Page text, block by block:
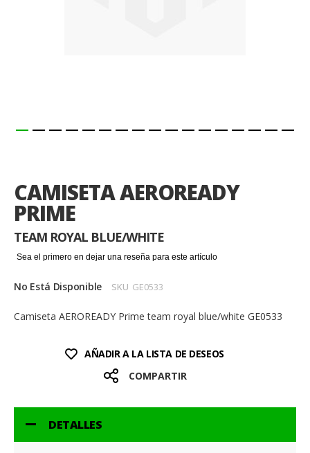
CAMISETA AEROREADY
PRIME
TEAM ROYAL BLUE/WHITE
Sea el primero en dejar una reseña para este artículo
No Está Disponible SKU GE0533
Camiseta AEROREADY Prime team royal blue/white GE0533
AÑADIR A LA LISTA DE DESEOS
COMPARTIR
de
la
galería
de
imágenes
DETALLES